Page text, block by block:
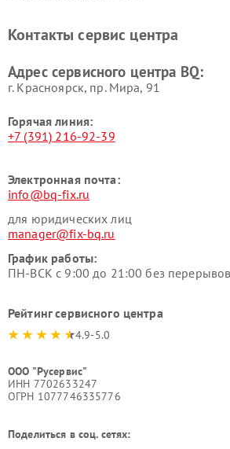
Контакты сервис центра
Адрес сервисного центра BQ:
г. Красноярск, ​пр. Мира, 91
Горячая линия:
+7 (391) 216-92-39
Электронная почта:
info@bq-fix.ru
для юридических лиц
manager@fix-bq.ru
График работы:
ПН-ВСК с 9:00 до 21:00 без
Рейтинг сервисного центра
4.9-5.0
ООО "Русервис"
ИНН 7702633247
ОГРН 1077746335776
Поделиться в соц. сетях: